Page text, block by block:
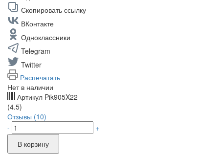
Скопировать ссылку
ВКонтакте
Одноклассники
Telegram
Twitter
Распечатать
Нет в наличии
Артикул Pik905X22
(4.5)
Отзывы (10)
-
+
В корзину